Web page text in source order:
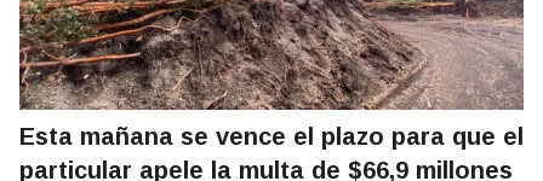
Esta mañana se vence el plazo para que el
particular apele la multa de $66,9 millones